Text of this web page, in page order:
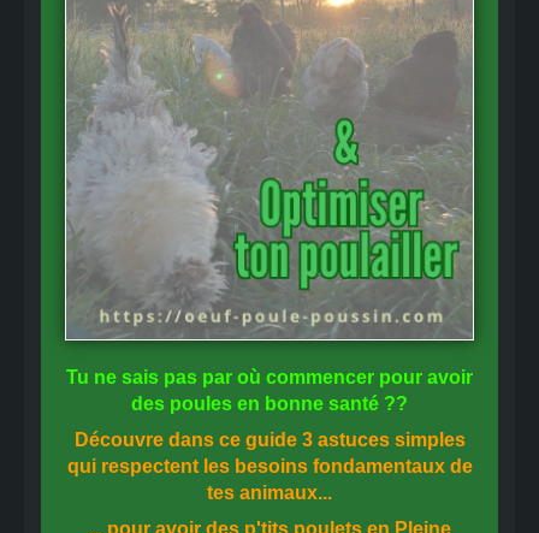
Tu ne sais pas par où commencer pour avoir
des poules en bonne santé ??
Découvre dans ce guide 3 astuces simples
qui respectent les besoins fondamentaux de
tes animaux...